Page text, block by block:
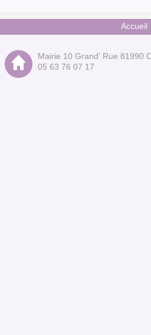
Accueil
Mairie 10 Grand' Rue 81990
05 63 76 07 17